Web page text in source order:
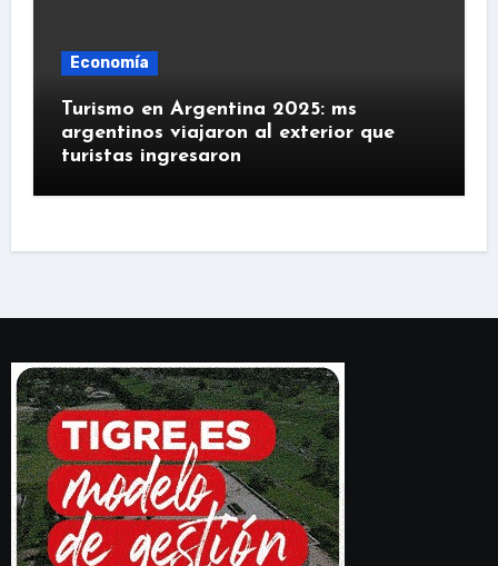
Economía
Turismo en Argentina 2025: ms
argentinos viajaron al exterior que
turistas ingresaron